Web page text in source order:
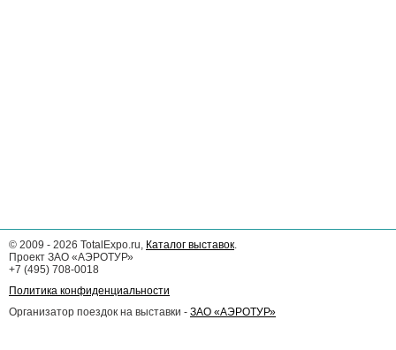
© 2009 - 2026 TotalExpo.ru, Каталог выставок.
Проект ЗАО «АЭРОТУР»
+7 (495) 708-0018
Политика конфиденциальности
Организатор поездок на выставки - ЗАО «АЭРОТУР»